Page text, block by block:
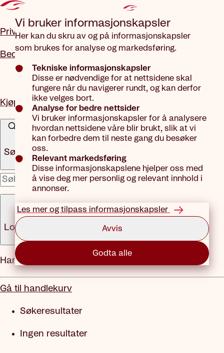
Vi bruker informasjons­kapsler
Her kan du skru av og på informasjonskapsler
som brukes for analyse og markedsføring.
Tekniske informasjonskapsler
Disse er nødvendige for at nettsidene skal
fungere når du navigerer rundt, og kan derfor
ikke velges bort.
Analyse for bedre nettsider
Vi bruker informasjonskapsler for å analysere
hvordan nettsidene våre blir brukt, slik at vi
kan forbedre dem til neste gang du besøker
oss.
Relevant markedsføring
Disse informasjonskapslene hjelper oss med
å vise deg mer personlig og relevant innhold i
annonser.
Les mer og tilpass informasjonskapsler
Avvis
Godta alle
Privat
Bedrift
Kjøp forsikring
Søk
x
Logg inn
Meny
Handlekurv
Gå til handlekurv
Søkeresultater
Ingen resultater